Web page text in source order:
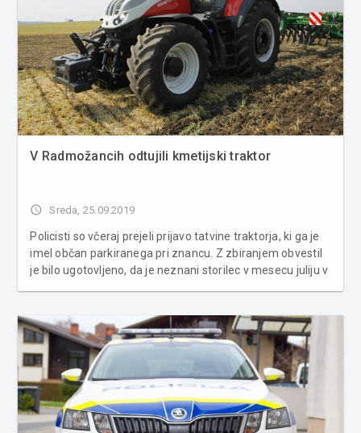
V Radmožancih odtujili kmetijski traktor
access_time Sreda, 25.09.2019
Policisti so včeraj prejeli prijavo tatvine traktorja, ki ga je
imel občan parkiranega pri znancu. Z zbiranjem obvestil
je bilo ugotovljeno, da je neznani storilec v mesecu juliju v